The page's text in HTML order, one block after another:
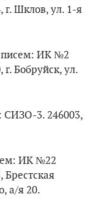
г. Шклов, ул. 1-я
писем: ИК №2
Бобруйск, ул.
СИЗО-3. 246003,
ИК №22
Брестская
а/я 20.